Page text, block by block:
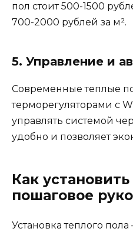
пол стоит 500-1500
700-2000 рублей за м².
5. Управление и
Современные теплые
терморегуляторами с
управлять системой
удобно и позволяет
Как
пошаговое
Установка теплого